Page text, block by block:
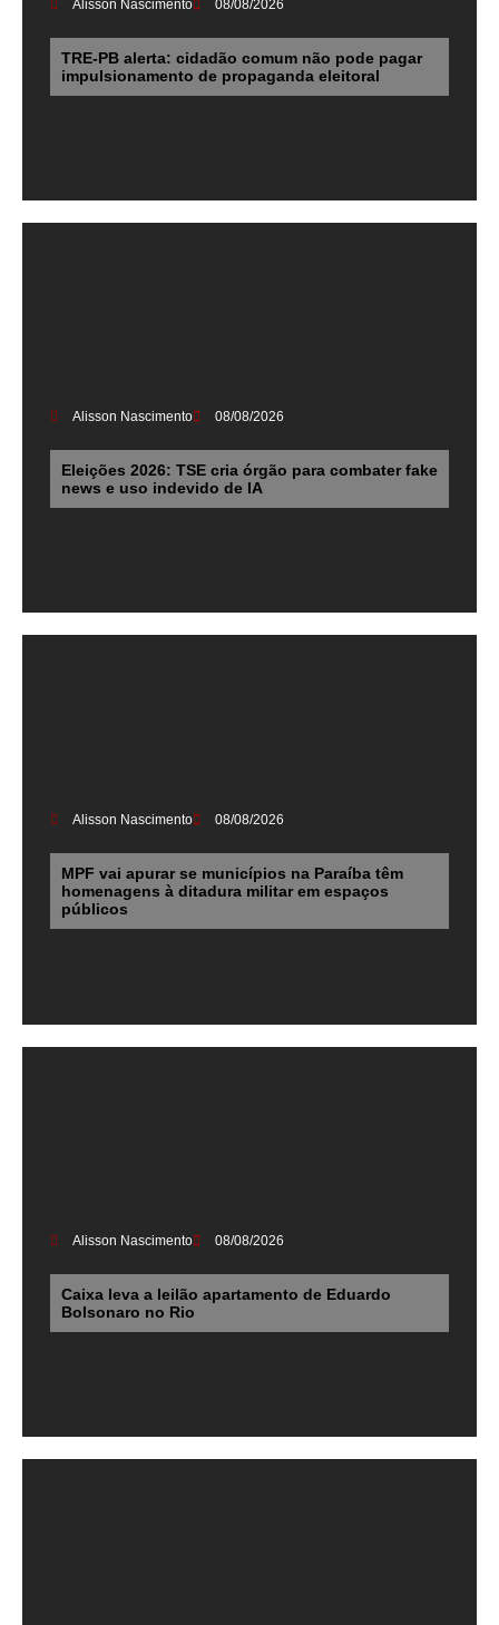
Alisson Nascimento 08/08/2026
TRE-PB alerta: cidadão comum não pode pagar
impulsionamento de propaganda eleitoral
Alisson Nascimento 08/08/2026
Eleições 2026: TSE cria órgão para combater fake
news e uso indevido de IA
Alisson Nascimento 08/08/2026
MPF vai apurar se municípios na Paraíba têm
homenagens à ditadura militar em espaços
públicos
Alisson Nascimento 08/08/2026
Caixa leva a leilão apartamento de Eduardo
Bolsonaro no Rio